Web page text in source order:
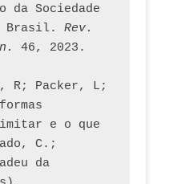
da Sociedade
Brasil. Rev.
R; Packer, L;
e o que
C.;
da